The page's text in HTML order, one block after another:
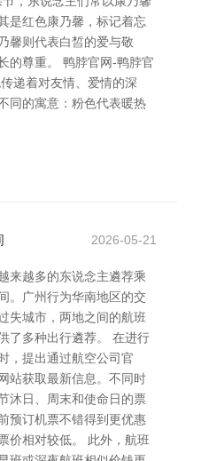
是红色康乃馨，标记着忘
馨则代表白皙的爱与敬
的尊重。 鸭脖官网-鸭脖官
递着对友情、爱情的深
同的寓意：粉色代表暖热
2026-05-21
来越多的东说念主遴荐乘
。广州行为华南地区的交
失城市，两地之间的航班
了多种出行遴荐。 在进行
，提出通过航空公司官
站获取最新信息。不同时
沐日、周末和使命日的票
预订机票不错得到更优惠
价相对较低。 此外，航班